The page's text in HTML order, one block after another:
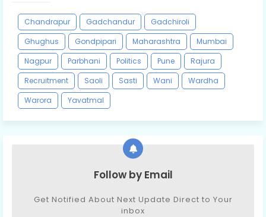
Chandrapur Gadchandur
Gadchiroli
Ghughus
Gondpipari Maharashtra
Mumbai
Nagpur
Parbhani Politics Pune
Rajura
Recruitment
Saoli Sasti Wani
Wardha
Warora
Yavatmal
Follow by Email
Get Notified About Next Update Direct to Your
inbox